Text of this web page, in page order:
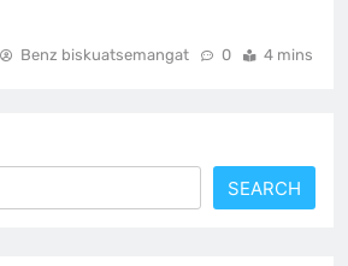
Benz biskuatsemangat 0 4 mins
SEARCH